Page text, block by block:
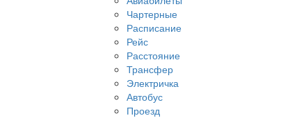
Чартерные
Расписание
Рейс
Расстояние
Трансфер
Электричка
Автобус
Проезд